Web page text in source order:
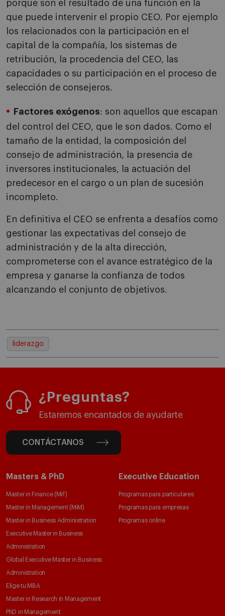
porque son el resultado de una función en la
que puede intervenir el propio CEO. Por ejemplo
los relacionados con la participación en el
capital de la compañía, los sistemas de
retribución, la procedencia del CEO, las
capacidades o su participación en el proceso de
selección de consejeros.
Factores exógenos: son aquellos que escapan
del control del CEO, que le son dados. Como el
tamaño de la entidad, la composición del
consejo de administración, la presencia de
inversores institucionales, la actuación del
predecesor en el cargo o un plan de sucesión
incompleto.
En definitiva el CEO se enfrenta a desafíos como
gestionar las expectativas del consejo de
administración y de la alta dirección,
comprometerse con el avance estratégico de la
empresa y ganarse la confianza de todos
alcanzando el conjunto de objetivos.
liderazgo
¿Preguntas?
Estaremos encantados de ayudarte
CONTÁCTANOS
Masters & PhD
Master in Finance (MiF)
Master in Management (MiM)
Master in Business Administration
Executive Master in Business
Administration
Global Executive Master in Business
Administration
Elige tu MBA
Master in Research in Management
PhD in Management
Executive Education
Programas para particulares
Programas para empresas
Programas online